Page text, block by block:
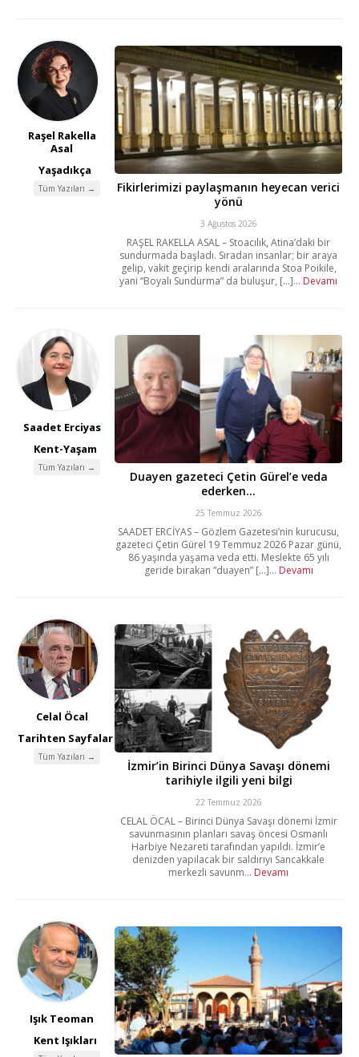
Raşel Rakella
Asal
Yaşadıkça
Tüm Yazıları →
Fikirlerimizi paylaşmanın heyecan verici
yönü
3 Ağustos 2026
RAŞEL RAKELLA ASAL – Stoacılık, Atina’daki bir
sundurmada başladı. Sıradan insanlar; bir araya
gelip, vakit geçirip kendi aralarında Stoa Poikile,
yani “Boyalı Sundurma” da buluşur, [...]... Devamı
Saadet Erciyas
Kent-Yaşam
Tüm Yazıları →
Duayen gazeteci Çetin Gürel’e veda
ederken…
25 Temmuz 2026
SAADET ERCİYAS – Gözlem Gazetesi’nin kurucusu,
gazeteci Çetin Gürel 19 Temmuz 2026 Pazar günü,
86 yaşında yaşama veda etti. Meslekte 65 yılı
geride bırakan “duayen” [...]... Devamı
Celal Öcal
Tarihten Sayfalar
Tüm Yazıları →
İzmir’in Birinci Dünya Savaşı dönemi
tarihiyle ilgili yeni bilgi
22 Temmuz 2026
CELAL ÖCAL – Birinci Dünya Savaşı dönemi İzmir
savunmasının planları savaş öncesi Osmanlı
Harbiye Nezareti tarafından yapıldı. İzmir’e
denizden yapılacak bir saldırıyı Sancakkale
merkezli savunm... Devamı
Işık Teoman
Kent Işıkları